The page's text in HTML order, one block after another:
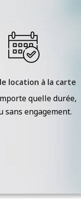
location à la carte
quelle durée,
sans engagement.